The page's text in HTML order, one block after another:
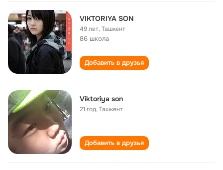
VIKTORIYA SON
49 лет,Ташкент
86 школа
Добавить в друзья
Viktoriya son
21 год,Ташкент
Добавить в друзья